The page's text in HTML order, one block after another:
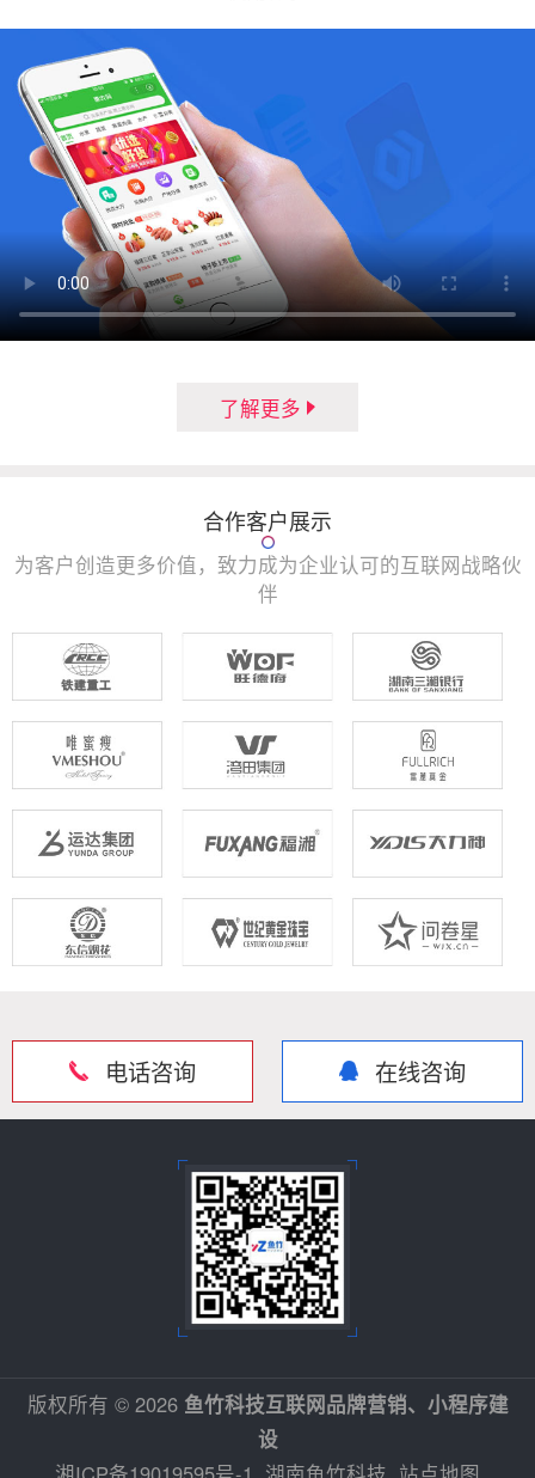
了解更多
合作客户展示
为客户创造更多价值，致力成为企业认可的互联网战略伙
伴
电话咨询 在线咨询
版权所有 © 2026 鱼竹科技互联网品牌营销、小程序建
设